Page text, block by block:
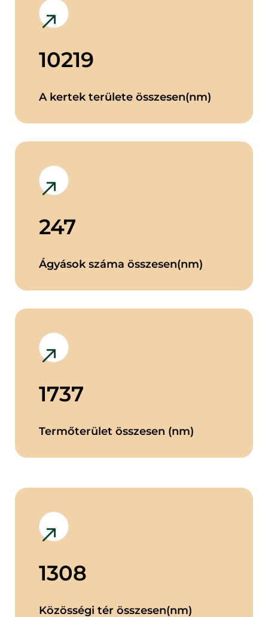
10219
A kertek területe összesen(nm)
247
Ágyások száma összesen(nm)
1737
Termőterület összesen (nm)
1308
Közösségi tér összesen(nm)